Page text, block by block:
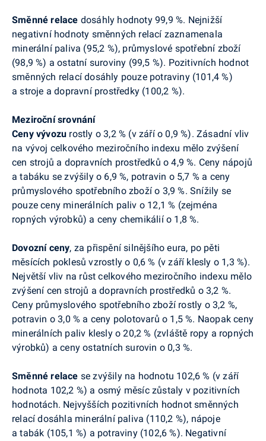
Směnné relace dosáhly hodnoty 99,9 %. Nejnižší
negativní hodnoty směnných relací zaznamenala
minerální paliva (95,2 %), průmyslové spotřební zboží
(98,9 %) a ostatní suroviny (99,5 %). Pozitivních hodnot
směnných relací dosáhly pouze potraviny (101,4 %)
a stroje a dopravní prostředky (100,2 %).
Meziroční srovnání
Ceny vývozu rostly o 3,2 % (v září o 0,9 %). Zásadní vliv
na vývoj celkového meziročního indexu mělo zvýšení
cen strojů a dopravních prostředků o 4,9 %. Ceny nápojů
a tabáku se zvýšily o 6,9 %, potravin o 5,7 % a ceny
průmyslového spotřebního zboží o 3,9 %. Snížily se
pouze ceny minerálních paliv o 12,1 % (zejména
ropných výrobků) a ceny chemikálií o 1,8 %.
Dovozní ceny, za přispění silnějšího eura, po pěti
měsících poklesů vzrostly o 0,6 % (v září klesly o 1,3 %).
Největší vliv na růst celkového meziročního indexu mělo
zvýšení cen strojů a dopravních prostředků o 3,2 %.
Ceny průmyslového spotřebního zboží rostly o 3,2 %,
potravin o 3,0 % a ceny polotovarů o 1,5 %. Naopak ceny
minerálních paliv klesly o 20,2 % (zvláště ropy a ropných
výrobků) a ceny ostatních surovin o 0,3 %.
Směnné relace se zvýšily na hodnotu 102,6 % (v září
hodnota 102,2 %) a osmý měsíc zůstaly v pozitivních
hodnotách. Nejvyšších pozitivních hodnot směnných
relací dosáhla minerální paliva (110,2 %), nápoje
a tabák (105,1 %) a potraviny (102,6 %). Negativní